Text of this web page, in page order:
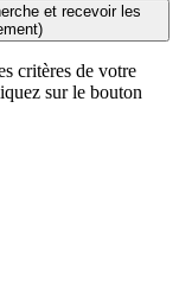
et recevoir les
critères de votre
sur le bouton